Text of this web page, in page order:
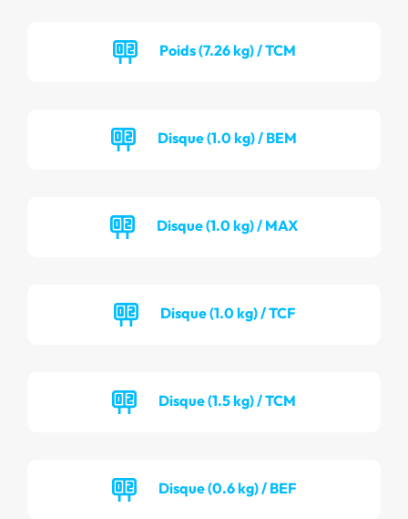
Poids (7.26 kg) / TCM
Disque (1.0 kg) / BEM
Disque (1.0 kg) / MAX
Disque (1.0 kg) / TCF
Disque (1.5 kg) / TCM
Disque (0.6 kg) / BEF